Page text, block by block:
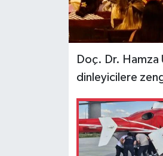
Doç. Dr. Hamza
dinleyicilere